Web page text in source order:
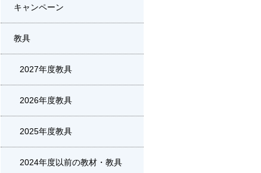
キャンペーン
教具
2027年度教具
2026年度教具
2025年度教具
2024年度以前の教材・教具